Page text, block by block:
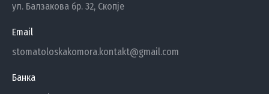
ул. Балзакова бр. 32, Скопје
Email
stomatoloskakomora.kontakt@gmail.com
Банка